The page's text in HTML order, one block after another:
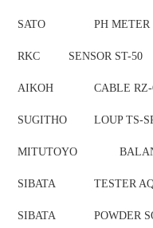
SATO PH METER
RKC SENSOR ST-50
AIKOH CABLE
SUGITHO LOUP TS-
MITUTOYO
SIBATA TESTER
SIBATA POWDER